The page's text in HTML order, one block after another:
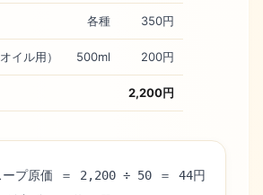
各種 350円
イル用） 500ml 200円
2,200円
ープ原価 ＝ 2,200 ÷ 50 ＝ 44円